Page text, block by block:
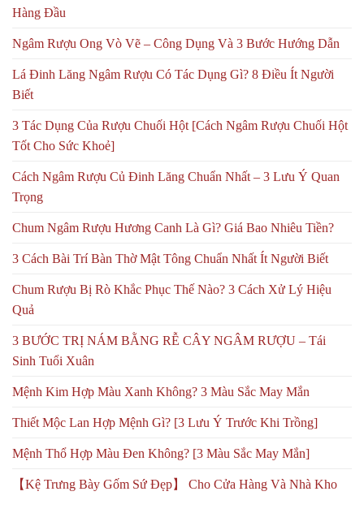
Hàng Đầu
Ngâm Rượu Ong Vò Vẽ – Công Dụng Và 3 Bước Hướng Dẫn
Lá Đinh Lăng Ngâm Rượu Có Tác Dụng Gì? 8 Điều Ít Người
Biết
3 Tác Dụng Của Rượu Chuối Hột [Cách Ngâm Rượu Chuối Hột
Tốt Cho Sức Khoẻ]
Cách Ngâm Rượu Củ Đinh Lăng Chuẩn Nhất – 3 Lưu Ý Quan
Trọng
Chum Ngâm Rượu Hương Canh Là Gì? Giá Bao Nhiêu Tiền?
3 Cách Bài Trí Bàn Thờ Mật Tông Chuẩn Nhất Ít Người Biết
Chum Rượu Bị Rò Khắc Phục Thế Nào? 3 Cách Xử Lý Hiệu
Quả
3 BƯỚC TRỊ NÁM BẰNG RỄ CÂY NGÂM RƯỢU – Tái
Sinh Tuổi Xuân
Mệnh Kim Hợp Màu Xanh Không? 3 Màu Sắc May Mắn
Thiết Mộc Lan Hợp Mệnh Gì? [3 Lưu Ý Trước Khi Trồng]
Mệnh Thổ Hợp Màu Đen Không? [3 Màu Sắc May Mắn]
【Kệ Trưng Bày Gốm Sứ Đẹp】 Cho Cửa Hàng Và Nhà Kho